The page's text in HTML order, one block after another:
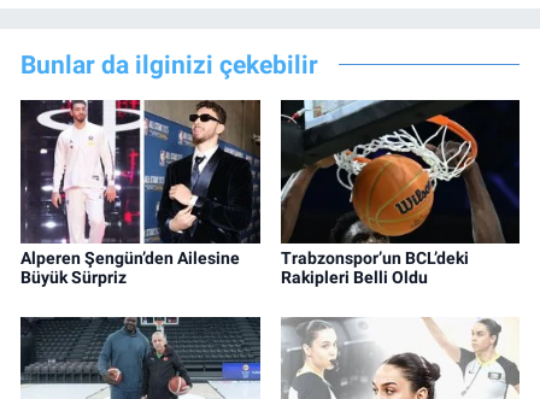
Bunlar da ilginizi çekebilir
Alperen Şengün’den Ailesine
Büyük Sürpriz
Trabzonspor’un BCL’deki
Rakipleri Belli Oldu